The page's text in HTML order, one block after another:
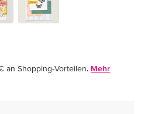
an Shopping-Vorteilen. Mehr